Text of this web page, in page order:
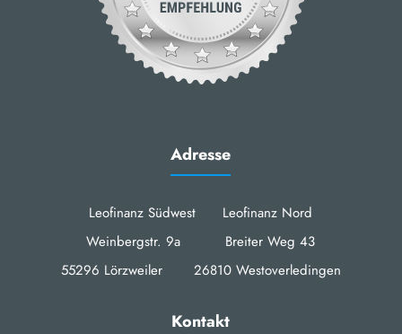
Adresse
Leofinanz Südwest Leofinanz Nord
Weinbergstr. 9a Breiter Weg 43
55296 Lörzweiler 26810 Westoverledingen
Kontakt